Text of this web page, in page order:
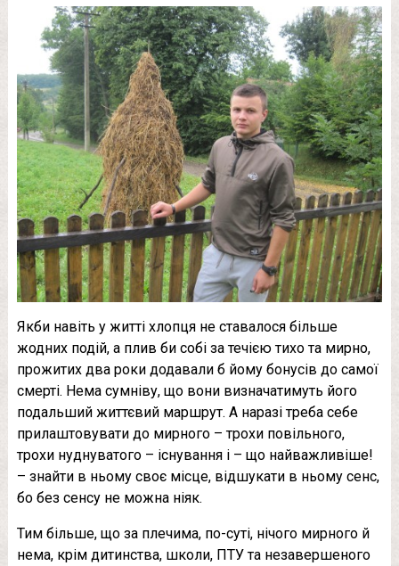
Якби навіть у житті хлопця не ставалося більше
жодних подій, а плив би собі за течією тихо та мирно,
прожитих два роки додавали б йому бонусів до самої
смерті. Нема сумніву, що вони визначатимуть його
подальший життєвий маршрут. А наразі треба себе
прилаштовувати до мирного – трохи повільного,
трохи нуднуватого – існування і – що найважливіше!
– знайти в ньому своє місце, відшукати в ньому сенс,
бо без сенсу не можна ніяк.
Тим більше, що за плечима, по-суті, нічого мирного й
нема, крім дитинства, школи, ПТУ та незавершеного